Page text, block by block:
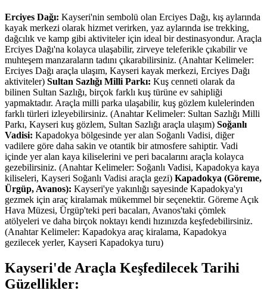
Erciyes Dağı: Kayseri'nin sembolü olan Erciyes Dağı, kış aylarında
kayak merkezi olarak hizmet verirken, yaz aylarında ise trekking,
dağcılık ve kamp gibi aktiviteler için ideal bir destinasyondur. Araçla
Erciyes Dağı'na kolayca ulaşabilir, zirveye teleferikle çıkabilir ve
muhteşem manzaraların tadını çıkarabilirsiniz. (Anahtar Kelimeler:
Erciyes Dağı araçla ulaşım, Kayseri kayak merkezi, Erciyes Dağı
aktiviteler) Sultan Sazlığı Milli Parkı: Kuş cenneti olarak da
bilinen Sultan Sazlığı, birçok farklı kuş türüne ev sahipliği
yapmaktadır. Araçla milli parka ulaşabilir, kuş gözlem kulelerinden
farklı türleri izleyebilirsiniz. (Anahtar Kelimeler: Sultan Sazlığı Milli
Parkı, Kayseri kuş gözlem, Sultan Sazlığı araçla ulaşım) Soğanlı
Vadisi: Kapadokya bölgesinde yer alan Soğanlı Vadisi, diğer
vadilere göre daha sakin ve otantik bir atmosfere sahiptir. Vadi
içinde yer alan kaya kiliselerini ve peri bacalarını araçla kolayca
gezebilirsiniz. (Anahtar Kelimeler: Soğanlı Vadisi, Kapadokya kaya
kiliseleri, Kayseri Soğanlı Vadisi araçla gezi) Kapadokya (Göreme,
Ürgüp, Avanos): Kayseri'ye yakınlığı sayesinde Kapadokya'yı
gezmek için araç kiralamak mükemmel bir seçenektir. Göreme Açık
Hava Müzesi, Ürgüp'teki peri bacaları, Avanos'taki çömlek
atölyeleri ve daha birçok noktayı kendi hızınızda keşfedebilirsiniz.
(Anahtar Kelimeler: Kapadokya araç kiralama, Kapadokya
gezilecek yerler, Kayseri Kapadokya turu)
Kayseri'de Araçla Keşfedilecek Tarihi
Güzellikler: